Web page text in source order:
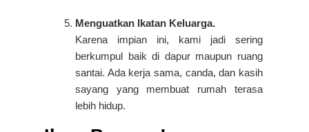
Menguatkan Ikatan Keluarga.
Karena impian ini, kami jadi sering
berkumpul baik di dapur maupun ruang
santai. Ada kerja sama, canda, dan kasih
sayang yang membuat rumah terasa
lebih hidup.